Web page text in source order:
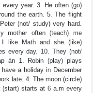
year. 3. He often (go)
the earth. 5. The flight
(not/ study) very hard.
mother often (teach) me
I like Math and she (like)
every day. 10. They (not/
án 1. Robin (play) plays
a holiday in December
late. 4. The moon (circle)
(start) starts at 6 a.m every